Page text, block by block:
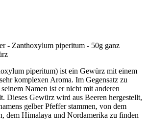
- Zanthoxylum piperitum - 50g ganz
piperitum) ist ein Gewürz mit einem
komplexen Aroma. Im Gegensatz zu
Namen ist er nicht mit anderen
Dieses Gewürz wird aus Beeren hergestellt,
gelber Pfeffer stammen, von dem
dem Himalaya und Nordamerika zu finden